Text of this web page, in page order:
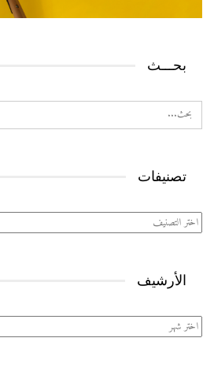
بحـــث
تصنيفات
تصنيفات
الأرشيف
الأرشيف